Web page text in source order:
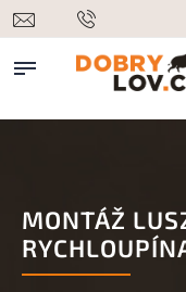
MONTÁŽ